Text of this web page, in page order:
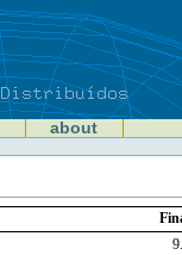
about